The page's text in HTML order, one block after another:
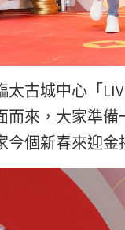
古城中心「
而來，大家準
個新春來迎金